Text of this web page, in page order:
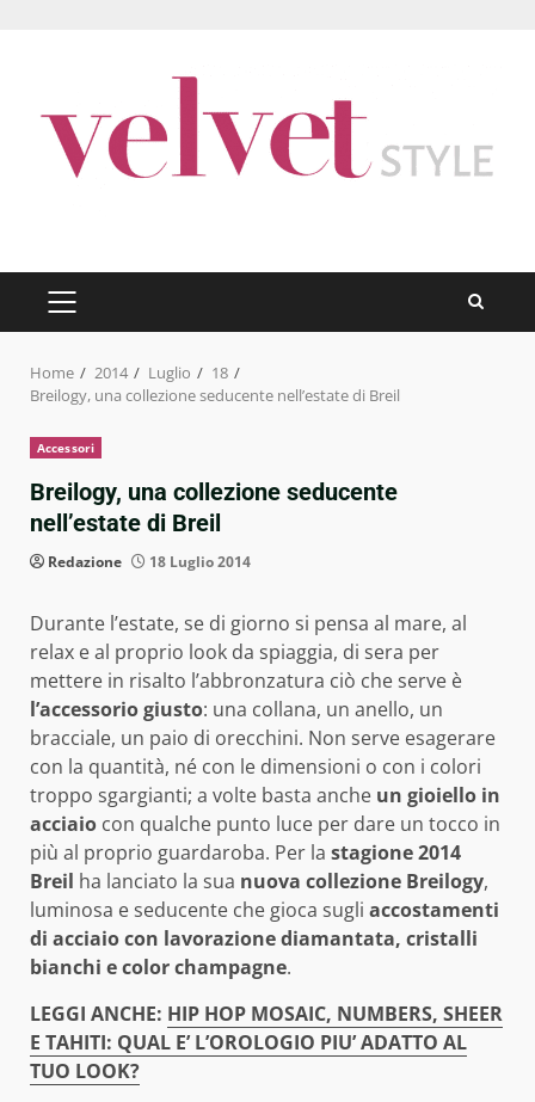
PRIMARY
MENU
Home 2014 Luglio
18
Breilogy, una collezione seducente nell’estate di Breil
Accessori
Breilogy, una collezione seducente
nell’estate di Breil
Redazione 18 Luglio 2014
Durante l’estate, se di giorno si pensa al mare, al
relax e al proprio look da spiaggia, di sera per
mettere in risalto l’abbronzatura ciò che serve è
l’accessorio giusto: una collana, un anello, un
bracciale, un paio di orecchini. Non serve esagerare
con la quantità, né con le dimensioni o con i colori
troppo sgargianti; a volte basta anche un gioiello in
acciaio con qualche punto luce per dare un tocco in
più al proprio guardaroba. Per la stagione 2014
Breil ha lanciato la sua nuova collezione Breilogy,
luminosa e seducente che gioca sugli accostamenti
di acciaio con lavorazione diamantata, cristalli
bianchi e color champagne.
LEGGI ANCHE: HIP HOP MOSAIC, NUMBERS, SHEER
E TAHITI: QUAL E’ L’OROLOGIO PIU’ ADATTO AL
TUO LOOK?